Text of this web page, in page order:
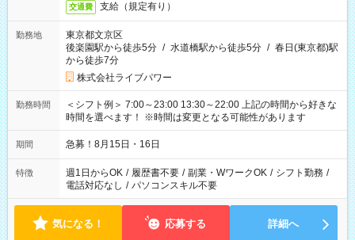
交通費 支給（規定有り）
勤務地
東京都文京区
後楽園駅から徒歩5分 / 水道橋駅から徒歩5分 / 春日(東京都)駅
から徒歩7分
株式会社ライブパワー
勤務時間
＜シフト例＞ 7:00～23:00 13:30～22:00 上記の時間から好きな
時間を選べます！ ※時間は変更となる可能性があります
期間 急募！8月15日・16日
特徴 週1日からOK / 履歴書不要 / 副業・WワークOK / シフト勤務 /
電話対応なし / パソコンスキル不要
気になる！ 応募する 詳細へ